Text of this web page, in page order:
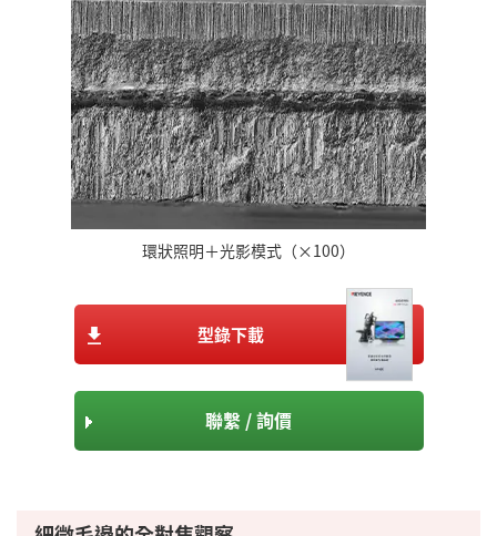
環狀照明＋光影模式（×100）
型錄下載
聯繫 / 詢價